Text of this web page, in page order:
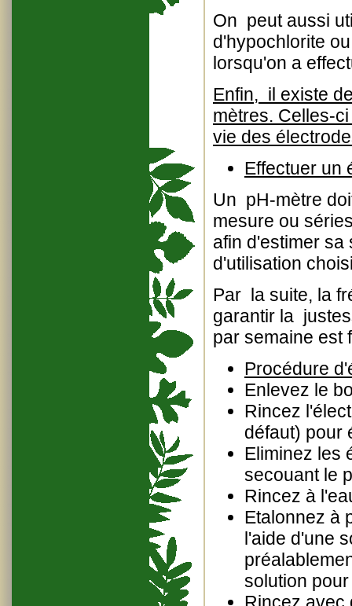
On peut aussi
d'hypochlorite
lorsqu'on a
Enfin, il existe
mètres. Celles-
vie des
Effectuer un
Un pH-mètre
mesure ou
afin d'estimer
d'utilisation
Par la suite, la
garantir la
par semaine est
Procédure
Enlevez le
Rincez
défaut) pour
Eliminez les
secouant le
Rincez à
Etalonnez à
l'aide d'une
solution